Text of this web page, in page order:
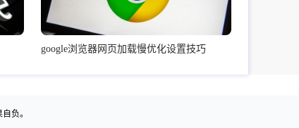
google浏览器网页加载慢优化设置技巧
负。